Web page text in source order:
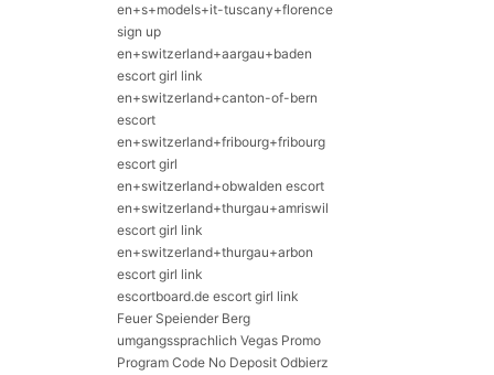
en+s+models+it-tuscany+florence
sign up
en+switzerland+aargau+baden
escort girl link
en+switzerland+canton-of-bern
escort
en+switzerland+fribourg+fribourg
escort girl
en+switzerland+obwalden escort
en+switzerland+thurgau+amriswil
escort girl link
en+switzerland+thurgau+arbon
escort girl link
escortboard.de escort girl link
Feuer Speiender Berg
umgangssprachlich Vegas Promo
Program Code No Deposit Odbierz